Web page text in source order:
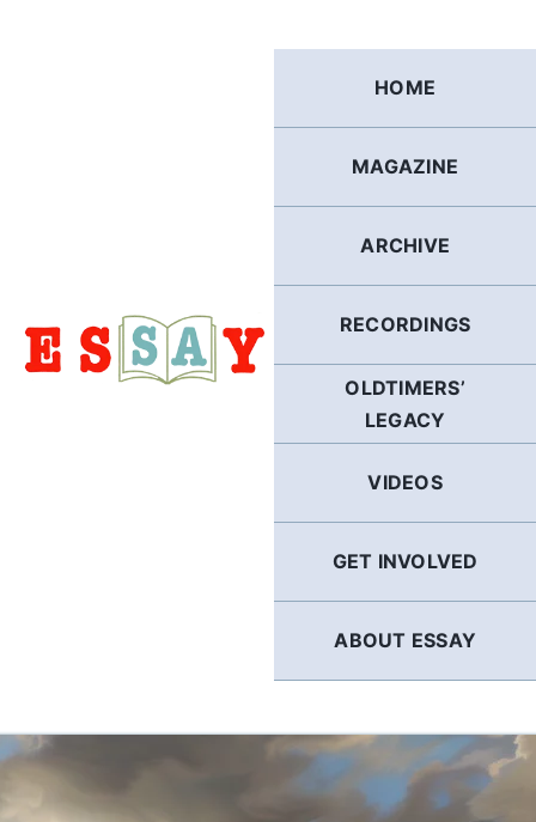
HOME
MAGAZINE
ARCHIVE
RECORDINGS
OLDTIMERS’
LEGACY
VIDEOS
GET INVOLVED
ABOUT ESSAY